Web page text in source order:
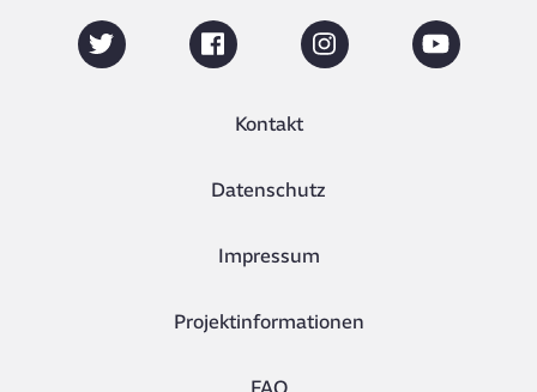
Kontakt
Datenschutz
Impressum
Projektinformationen